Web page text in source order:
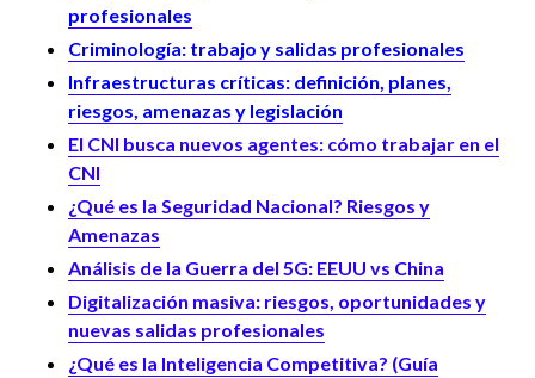
profesionales
Criminología: trabajo y salidas profesionales
Infraestructuras críticas: definición, planes,
riesgos, amenazas y legislación
El CNI busca nuevos agentes: cómo trabajar en el
CNI
¿Qué es la Seguridad Nacional? Riesgos y
Amenazas
Análisis de la Guerra del 5G: EEUU vs China
Digitalización masiva: riesgos, oportunidades y
nuevas salidas profesionales
¿Qué es la Inteligencia Competitiva? (Guía